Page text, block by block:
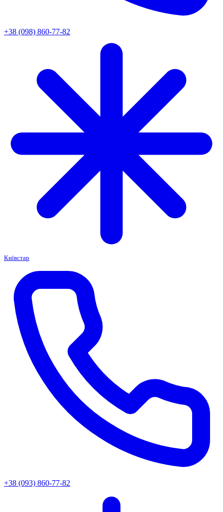
+38 (098) 860-77-82
Київстар
+38 (093) 860-77-82